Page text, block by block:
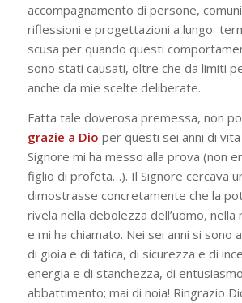
accompagnamento di persone,
riflessioni e progettazioni a lungo
scusa per quando questi
sono stati causati, oltre che da limiti
anche da mie scelte deliberate.
Fatta tale doverosa premessa, non
grazie a Dio per questi sei anni di
Signore mi ha messo alla prova (non
figlio di profeta…). Il Signore cercava
dimostrasse concretamente che la
rivela nella debolezza dell’uomo, nella
e mi ha chiamato. Nei sei anni si sono
di gioia e di fatica, di sicurezza e di
energia e di stanchezza, di
abbattimento; mai di noia! Ringrazio